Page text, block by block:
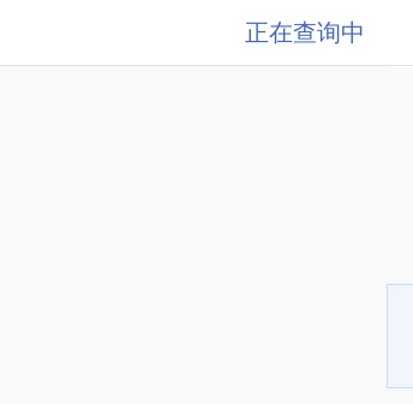
正在查询中